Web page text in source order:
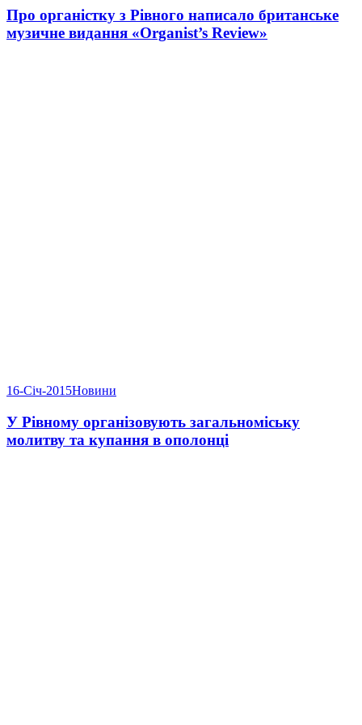
Про органістку з Рівного написало британське
музичне видання «Organist’s Review»
16-Січ-2015Новини
У Рівному організовують загальноміську
молитву та купання в ополонці